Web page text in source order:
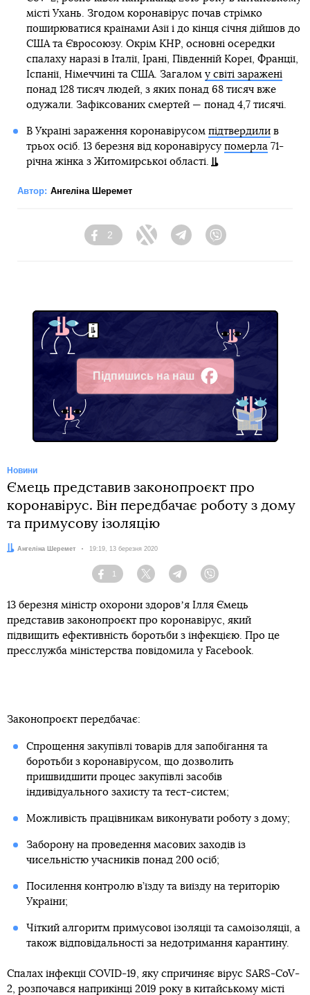
місті Ухань. Згодом коронавірус почав стрімко
поширюватися країнами Азії і до кінця січня дійшов до
США та Євросоюзу. Окрім КНР, основні осередки
спалаху наразі в Італії, Ірані, Південній Кореї, Франції,
Іспанії, Німеччині та США. Загалом у світі заражені
понад 128 тисяч людей, з яких понад 68 тисяч вже
одужали. Зафіксованих смертей — понад 4,7 тисячі.
В Україні зараження коронавірусом підтвердилив
трьох осіб. 13 березня від коронавірусу померла71-
річна жінка з Житомирської області.
Автор: Ангеліна Шеремет
Facebook
2
Twitter TelegramViber
Підпишись на наш
Facebook
Новини
Ємець представив законопроєкт про
коронавірус. Він передбачає роботу з дому
та примусову ізоляцію
Автор:
Ангеліна Шеремет Дата:
19:19, 13 березня 2020
Facebook
1
Twitter TelegramViber
13 березня міністр охорони здоровʼя Ілля Ємець
представив законопроєкт про коронавірус, який
підвищить ефективність боротьби з інфекцією. Про це
пресслужба міністерства повідомила у Facebook.
Законопроєкт передбачає:
Спрощення закупівлі товарів для запобігання та
боротьби з коронавірусом, що дозволить
пришвидшити процес закупівлі засобів
індивідуального захисту та тест-систем;
Можливість працівникам виконувати роботу з дому;
Заборону на проведення масових заходів із
чисельністю учасників понад 200 осіб;
Посилення контролю в’їзду та виїзду на територію
України;
Чіткий алгоритм примусової ізоляції та самоізоляції, а
також відповідальності за недотримання карантину.
Спалах інфекції COVID-19, яку спричиняє вірус SARS-CoV-
2, розпочався наприкінці 2019 року в китайському місті